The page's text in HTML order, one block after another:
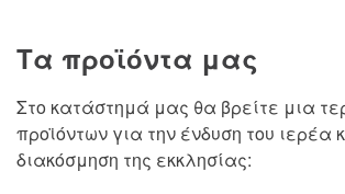
Τα προϊόντα μας
Στο κατάστημά μας θα βρείτε μια
προϊόντων για την ένδυση του ιερέα
διακόσμηση της εκκλησίας: